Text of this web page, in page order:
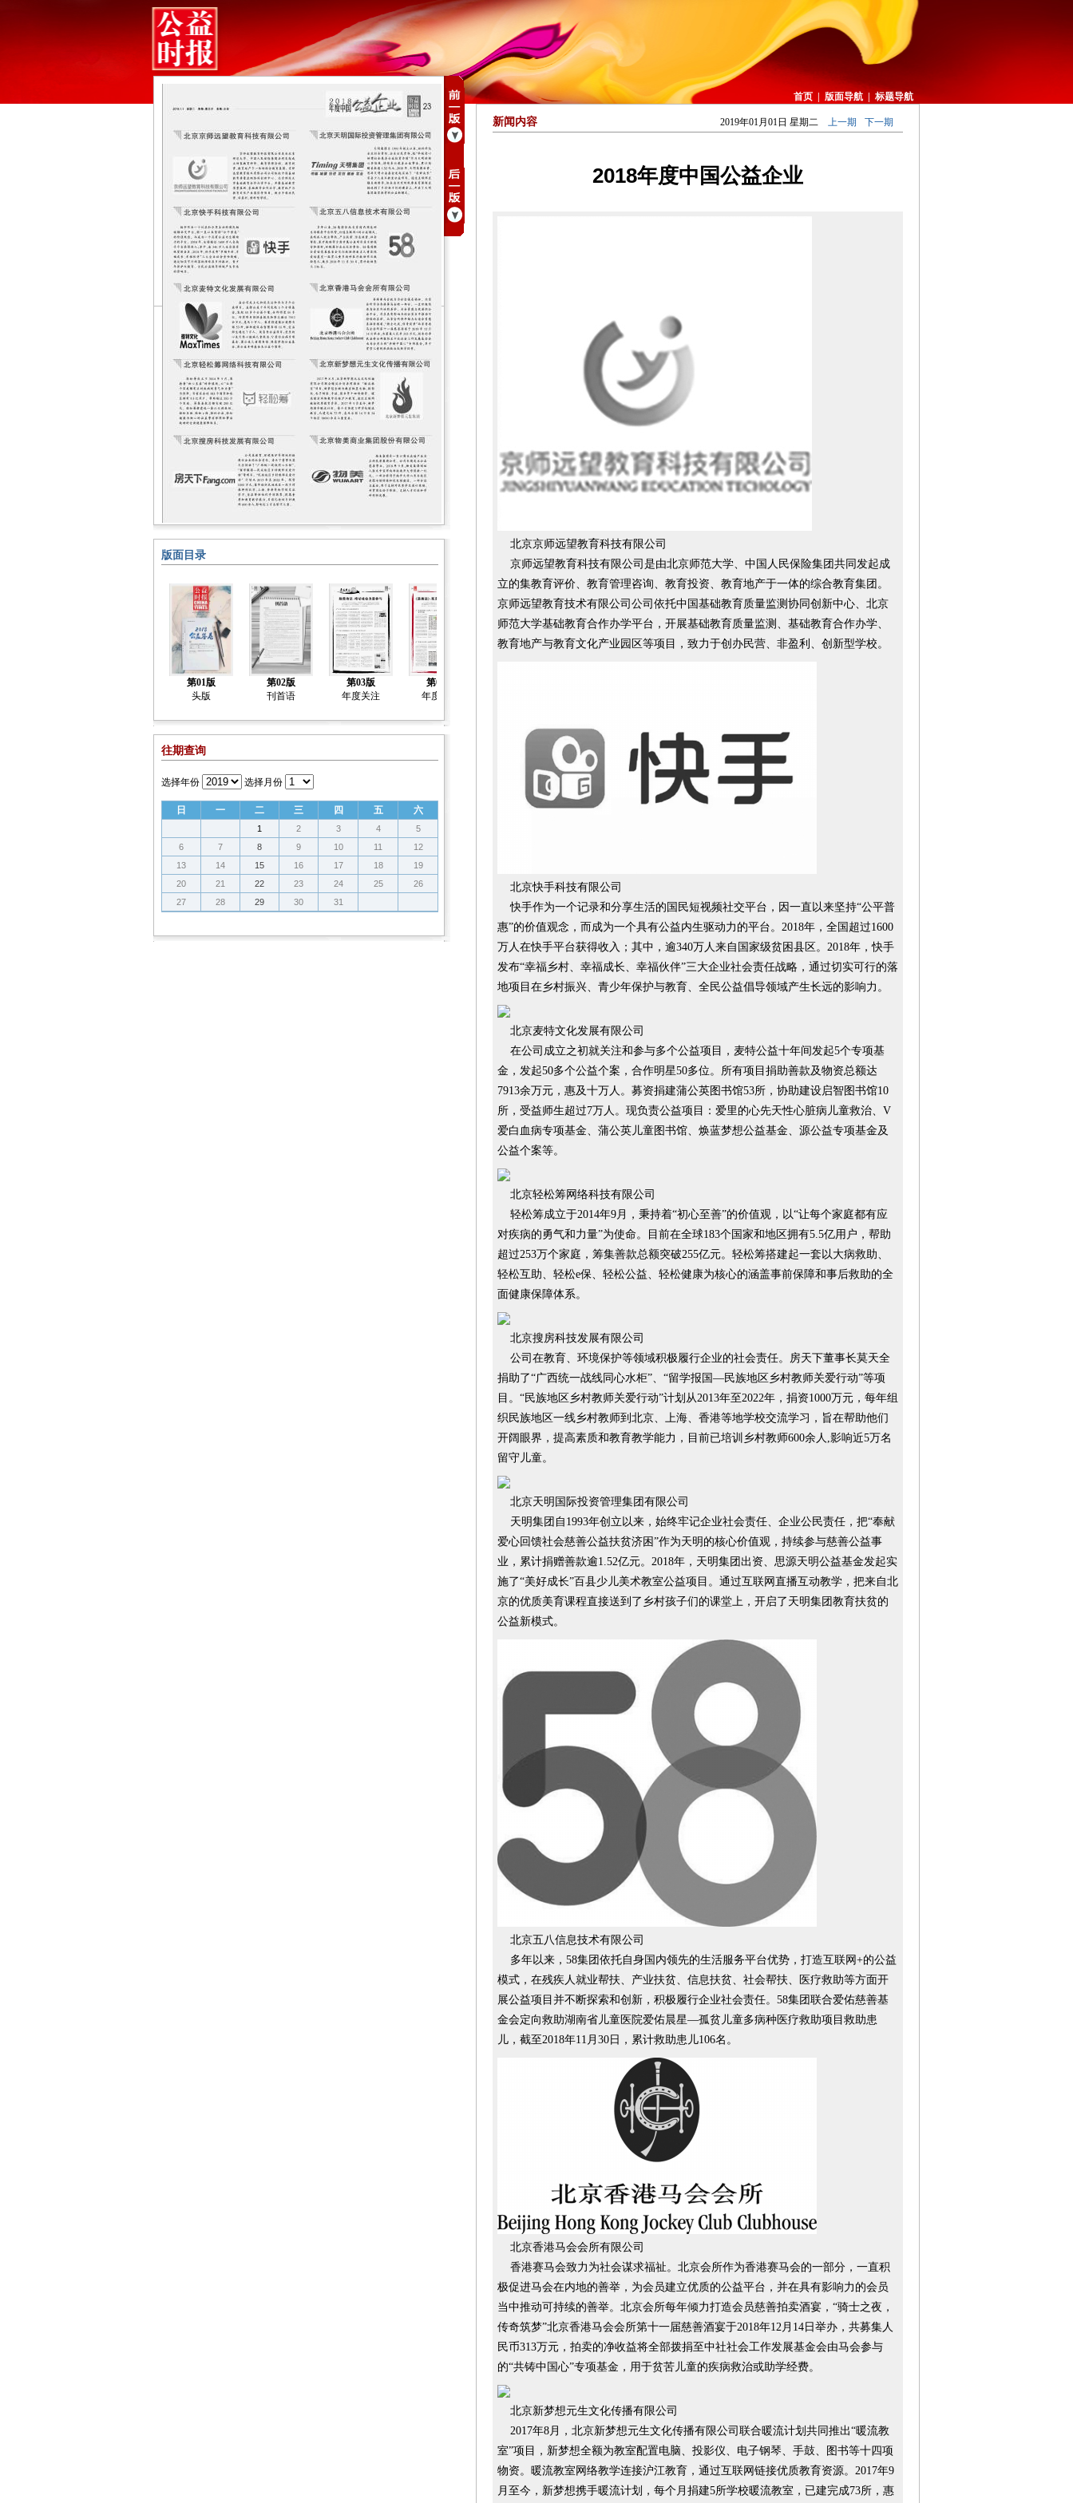
首页 版面导航 标题导航
版面目录
第01版
头版
第02版
刊首语
第03版
年度关注
第04版
年度关注
往期查询
选择年份 选择月份
日 一 二 三 四 五 六
1 2 3 4
5
6
7 8 9 10 11
12
13
14 15 16 17 18
19
20
21 22 23 24 25
26
27
28 29 30 31
新闻内容 2019年01月01日 星期二 上一期 下一期
2018年度中国公益企业
北京京师远望教育科技有限公司
京师远望教育科技有限公司是由北京师范大学、中国人民保险集团共同发起成
立的集教育评价、教育管理咨询、教育投资、教育地产于一体的综合教育集团。
京师远望教育技术有限公司公司依托中国基础教育质量监测协同创新中心、北京
师范大学基础教育合作办学平台，开展基础教育质量监测、基础教育合作办学、
教育地产与教育文化产业园区等项目，致力于创办民营、非盈利、创新型学校。
北京快手科技有限公司
快手作为一个记录和分享生活的国民短视频社交平台，因一直以来坚持“公平普
惠”的价值观念，而成为一个具有公益内生驱动力的平台。2018年，全国超过1600
万人在快手平台获得收入；其中，逾340万人来自国家级贫困县区。2018年，快手
发布“幸福乡村、幸福成长、幸福伙伴”三大企业社会责任战略，通过切实可行的落
地项目在乡村振兴、青少年保护与教育、全民公益倡导领域产生长远的影响力。
北京麦特文化发展有限公司
在公司成立之初就关注和参与多个公益项目，麦特公益十年间发起5个专项基
金，发起50多个公益个案，合作明星50多位。所有项目捐助善款及物资总额达
7913余万元，惠及十万人。募资捐建蒲公英图书馆53所，协助建设启智图书馆10
所，受益师生超过7万人。现负责公益项目：爱里的心先天性心脏病儿童救治、V
爱白血病专项基金、蒲公英儿童图书馆、焕蓝梦想公益基金、源公益专项基金及
公益个案等。
北京轻松筹网络科技有限公司
轻松筹成立于2014年9月，秉持着“初心至善”的价值观，以“让每个家庭都有应
对疾病的勇气和力量”为使命。目前在全球183个国家和地区拥有5.5亿用户，帮助
超过253万个家庭，筹集善款总额突破255亿元。轻松筹搭建起一套以大病救助、
轻松互助、轻松e保、轻松公益、轻松健康为核心的涵盖事前保障和事后救助的全
面健康保障体系。
北京搜房科技发展有限公司
公司在教育、环境保护等领域积极履行企业的社会责任。房天下董事长莫天全
捐助了“广西统一战线同心水柜”、“留学报国—民族地区乡村教师关爱行动”等项
目。“民族地区乡村教师关爱行动”计划从2013年至2022年，捐资1000万元，每年组
织民族地区一线乡村教师到北京、上海、香港等地学校交流学习，旨在帮助他们
开阔眼界，提高素质和教育教学能力，目前已培训乡村教师600余人,影响近5万名
留守儿童。
北京天明国际投资管理集团有限公司
天明集团自1993年创立以来，始终牢记企业社会责任、企业公民责任，把“奉献
爱心回馈社会慈善公益扶贫济困”作为天明的核心价值观，持续参与慈善公益事
业，累计捐赠善款逾1.52亿元。2018年，天明集团出资、思源天明公益基金发起实
施了“美好成长”百县少儿美术教室公益项目。通过互联网直播互动教学，把来自北
京的优质美育课程直接送到了乡村孩子们的课堂上，开启了天明集团教育扶贫的
公益新模式。
北京五八信息技术有限公司
多年以来，58集团依托自身国内领先的生活服务平台优势，打造互联网+的公益
模式，在残疾人就业帮扶、产业扶贫、信息扶贫、社会帮扶、医疗救助等方面开
展公益项目并不断探索和创新，积极履行企业社会责任。58集团联合爱佑慈善基
金会定向救助湖南省儿童医院爱佑晨星—孤贫儿童多病种医疗救助项目救助患
儿，截至2018年11月30日，累计救助患儿106名。
北京香港马会会所有限公司
香港赛马会致力为社会谋求福祉。北京会所作为香港赛马会的一部分，一直积
极促进马会在内地的善举，为会员建立优质的公益平台，并在具有影响力的会员
当中推动可持续的善举。北京会所每年倾力打造会员慈善拍卖酒宴，“骑士之夜，
传奇筑梦”北京香港马会会所第十一届慈善酒宴于2018年12月14日举办，共募集人
民币313万元，拍卖的净收益将全部拨捐至中社社会工作发展基金会由马会参与
的“共铸中国心”专项基金，用于贫苦儿童的疾病救治或助学经费。
北京新梦想元生文化传播有限公司
2017年8月，北京新梦想元生文化传播有限公司联合暖流计划共同推出“暖流教
室”项目，新梦想全额为教室配置电脑、投影仪、电子钢琴、手鼓、图书等十四项
物资。暖流教室网络教学连接沪江教育，通过互联网链接优质教育资源。2017年9
月至今，新梦想携手暖流计划，每个月捐建5所学校暖流教室，已建完成73所，惠